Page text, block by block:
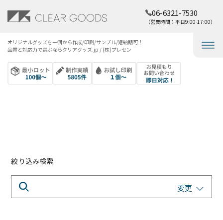
オリジナルグッズを​一個から​作成/印刷/サンプル/短納期可！​
品質と​対応力で​選ぶなら​クリアグッズ.jp / (株)プレセン
06-6321-7530
（営業時間：平日9:00-17:00）
絞り込み検索
変更